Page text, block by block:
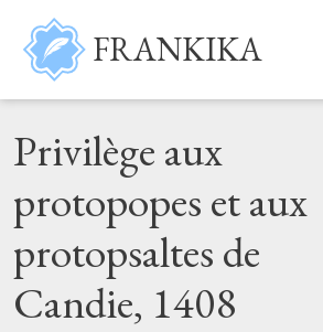
Aller au contenu principal
FRANKIKA
Privilège aux
protopopes et aux
protopsaltes de
Candie, 1408